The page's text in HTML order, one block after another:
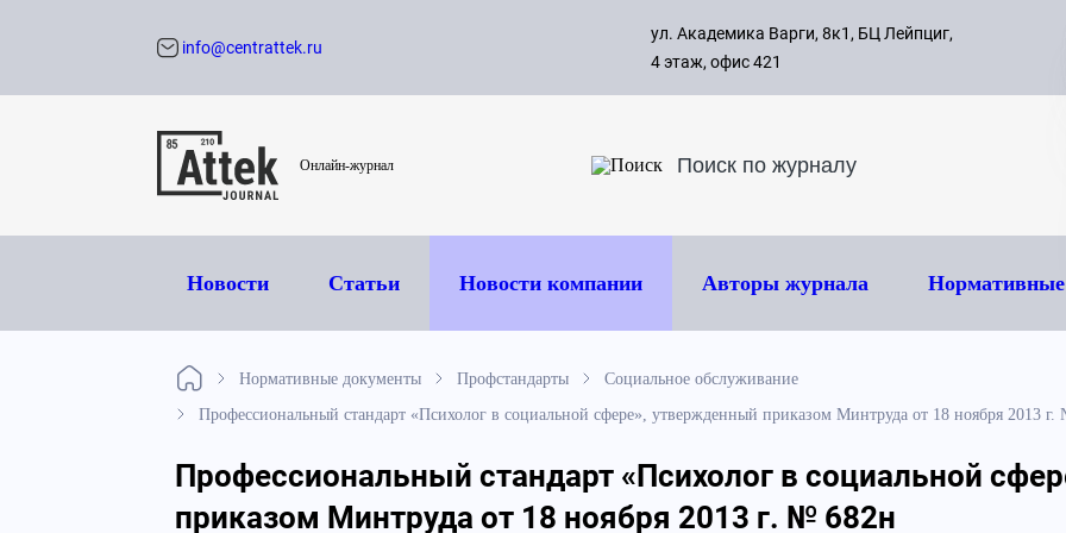
с 09:00
8 495
info@centrattek.ru
ул. Академика Варги, 8к1, БЦ Лейпциг,
4 этаж, офис 421
Онлайн-журнал
Новости Статьи Новости компании Авторы журнала
Нормативные документы Профстандарты
Социальное обслуживание
Профессиональный стандарт «Психолог в социальной сфере», утвержденный приказом Минтруда от 18 ноября 2013 г.
Профессиональный стандарт «Психолог в социальной
приказом Минтруда от 18 ноября 2013 г. № 682н